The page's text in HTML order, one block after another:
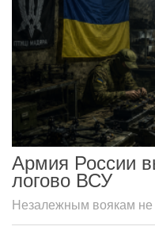
Армия России
логово ВСУ
Незалежным воякам